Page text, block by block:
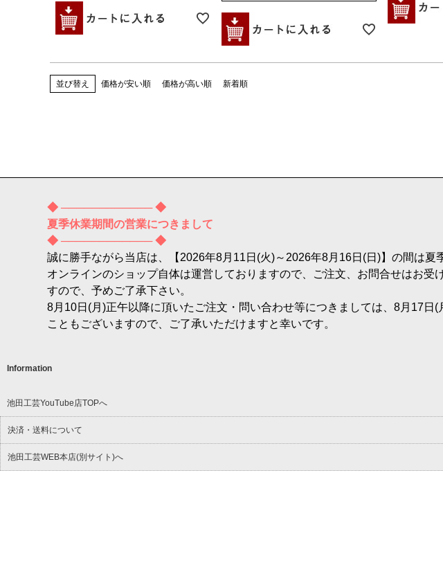
並び替え 価格が安い順 価格が高い順 新着順
◆ ──────────── ◆
夏季休業期間の営業につきまして
◆ ──────────── ◆
誠に勝手ながら当店は、【2026年8月11日(火)～2026年8月16日(日)】の間は夏
オンラインのショップ自体は運営しておりますので、ご注文、お問合せはお
すので、予めご了承下さい。
8月10日(月)正午以降に頂いたご注文・問い合わせ等につきましては、8月17
こともございますので、ご了承いただけますと幸いです。
Information
池田工芸YouTube店TOPへ
決済・送料について
池田工芸WEB本店(別サイト)へ